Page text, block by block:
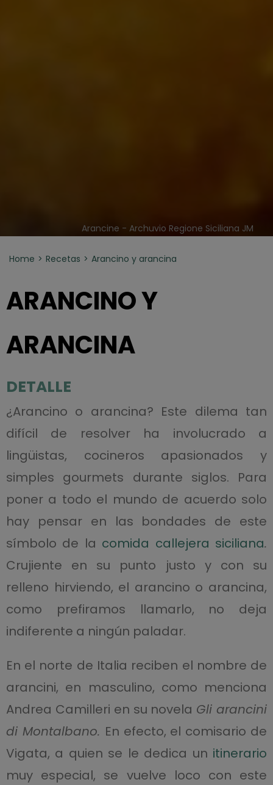
Arancine - Archuvio Regione Siciliana JM
Home Recetas Arancino y arancina
ARANCINO Y
ARANCINA
DETALLE
¿Arancino o arancina? Este dilema tan
difícil de resolver ha involucrado a
lingüistas, cocineros apasionados y
simples gourmets durante siglos. Para
poner a todo el mundo de acuerdo solo
hay pensar en las bondades de este
símbolo de la comida callejera siciliana.
Crujiente en su punto justo y con su
relleno hirviendo, el arancino o arancina,
como prefiramos llamarlo, no deja
indiferente a ningún paladar.
En el norte de Italia reciben el nombre de
arancini, en masculino, como menciona
Andrea Camilleri en su novela Gli arancini
di Montalbano. En efecto, el comisario de
Vigata, a quien se le dedica un itinerario
muy especial, se vuelve loco con este